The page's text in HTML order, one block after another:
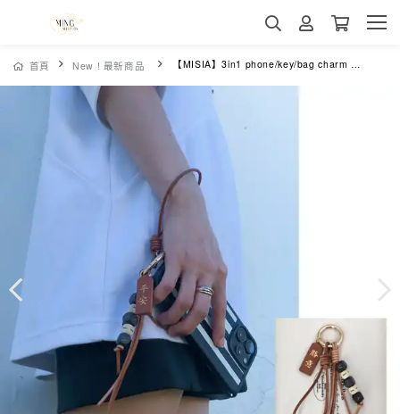
首頁 New ! 最新商品 【MISIA】3in1 phone/key/bag charm 三合一手工真皮字母開運掛件（BN373) 可客製化最多7字母